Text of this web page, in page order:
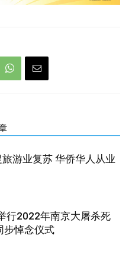
旅游业复苏 华侨华人从业
行2022年南京大屠杀死
步悼念仪式